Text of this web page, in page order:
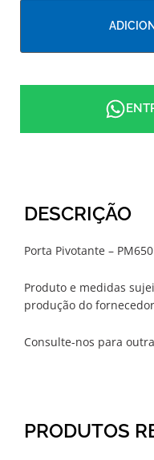
DESCRIÇÃO
Porta Pivotante – PM650
Produto e medidas
produção do
Consulte-nos para
PRODUTOS